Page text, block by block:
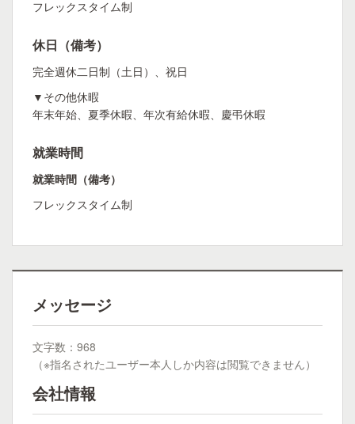
フレックスタイム制
休日（備考）
完全週休二日制（土日）、祝日
▼その他休暇
年末年始、夏季休暇、年次有給休暇、慶弔休暇
就業時間
就業時間（備考）
フレックスタイム制
メッセージ
文字数：968
（※指名されたユーザー本人しか内容は閲覧できません）
会社情報